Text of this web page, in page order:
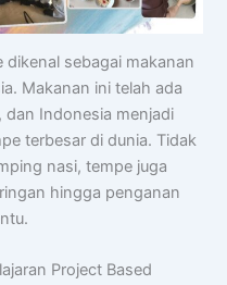
dikenal sebagai makanan
Makanan ini telah ada
dan Indonesia menjadi
terbesar di dunia. Tidak
nasi, tempe juga
hingga penganan
Project Based